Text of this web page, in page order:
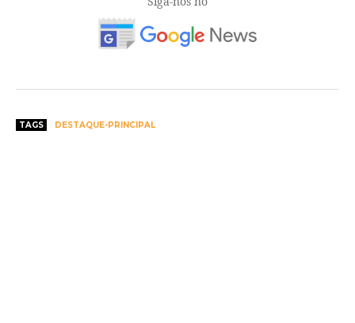
TAGS DESTAQUE-PRINCIPAL